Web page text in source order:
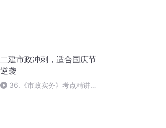
二建市政冲刺，适合国庆节
逆袭
36.《市政实务》考点精讲第